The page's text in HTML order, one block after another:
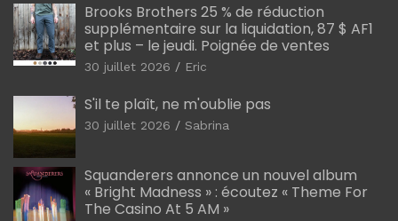
Brooks Brothers 25 % de réduction
supplémentaire sur la liquidation, 87 $ AF1
et plus – le jeudi. Poignée de ventes
30 juillet 2026 Eric
S'il te plaît, ne m'oublie pas
30 juillet 2026 Sabrina
Squanderers annonce un nouvel album
« Bright Madness » : écoutez « Theme For
The Casino At 5 AM »